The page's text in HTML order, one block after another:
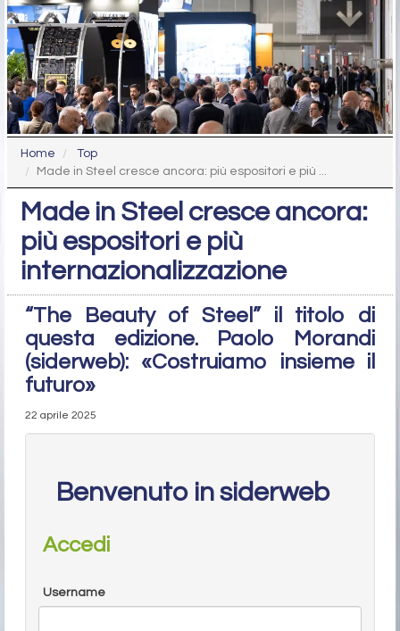
Home
Top
Made in Steel cresce ancora: più espositori e più ...
Made in Steel cresce ancora:
più espositori e più
internazionalizzazione
“The Beauty of Steel” il titolo di
questa edizione. Paolo Morandi
(siderweb): «Costruiamo insieme il
futuro»
22 aprile 2025
Benvenuto in siderweb
Accedi
Username